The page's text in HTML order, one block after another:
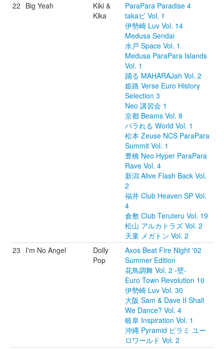
22 Big Yeah
Kiki &
Kika
ParaPara Paradise 4
takaビ Vol. 1
伊勢崎 Luv Vol. 14
Medusa Sendai
水戸 Space Vol. 1
Medusa ParaPara Islands
Vol. 1
踊る MAHARAJah Vol. 2
姫路 Verse Euro History
Selection 3
Neo 講習会 1
京都 Beams Vol. 8
パラれる World Vol. 1
松本 Zeuse NCS ParaPara
Summit Vol. 1
豊橋 Neo Hyper ParaPara
Rave Vol. 4
新潟 Alive Flash Back Vol.
2
福井 Club Heaven SP Vol.
4
倉敷 Club Teruteru Vol. 19
松山 アルカトラズ Vol. 2
天童 メガトン Vol. 2
23 I'm No Angel
Dolly
Pop
Axos Beat Fire Night '02
Summer Edition
花鳥調舞 Vol. 2 -壁-
Euro Town Revolution 10
伊勢崎 Luv Vol. 30
大阪 Sam & Dave II Shall
We Dance? Vol. 4
岐阜 Inspiration Vol. 1
沖縄 Pyramid ピラミ ユー
ロワールド Vol. 2